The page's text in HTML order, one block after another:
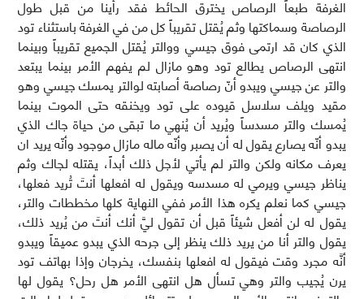
الغرفة طبعاً الرصاص يخترق الحائط فقد رأينا من قبل طول
الرصاصة وسماكتها وثم يُقتل تقريباً كل من في الغرفة باستثناء تود
الذي كان قد ارتمى فوق جيسي ووالتر يُقتل الجميع تقريباً وبينما
انتهى الرصاص يطالع تود وهو مازال لم يفهم الأمر بينما يبتعد
والتر عن جيسي ويبدو أنّ رصاصة أصابته لوالتر يمسك جيسي وهو
مقيد ويلف سلاسل قيوده على تود ويخنقه حتى الموت بينما
يُمسك والتر مسدساً ويُريد أن يُنهي ما تبقى من حياة جاك الذي
يبدو أنّه يصارع يقول له أن يصبر وأنّه ماله مازال موجود وأنّه يريد ان
يعرف مكانه ولكن والتر لم يأتي لأجل ذلك أبداً، يقتله لجاك وثم
يناظر جيسي ويرمي له مسدسه ويقول له افعلها أنتَ تُريد فعلها،
جيسي كما نعلم يكره هذا الأمر ففي النهاية كلها مخططات والتر،
يقول له لن أفعل شيئاً قبل أن تقول ليَّ أنك أنتَ من يُريد ذلك،
يقول والتر أنا من يريد ذلك ينظر إلى جرحه الذي يبدو عميقاً ويبدو
أنَّه مجرد وقت فيقول له افعلها بنفسك، يخرجان وإذا بهاتف تود
يرن يُجيب والتر وهي تسأل هل انتهى الأمر هل رحل؟ يقول لها